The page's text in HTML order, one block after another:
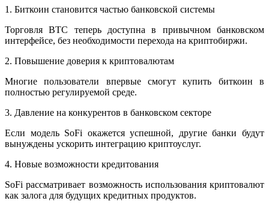
1. Биткоин становится частью банковской системы
Торговля BTC теперь доступна в привычном банковском
интерфейсе, без необходимости перехода на криптобиржи.
2. Повышение доверия к криптовалютам
Многие пользователи впервые смогут купить биткоин в
полностью регулируемой среде.
3. Давление на конкурентов в банковском секторе
Если модель SoFi окажется успешной, другие банки будут
вынуждены ускорить интеграцию криптоуслуг.
4. Новые возможности кредитования
SoFi рассматривает возможность использования криптовалют
как залога для будущих кредитных продуктов.